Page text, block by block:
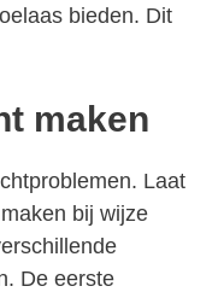
bieden. Dit
maken
Laat
bij wijze
De eerste